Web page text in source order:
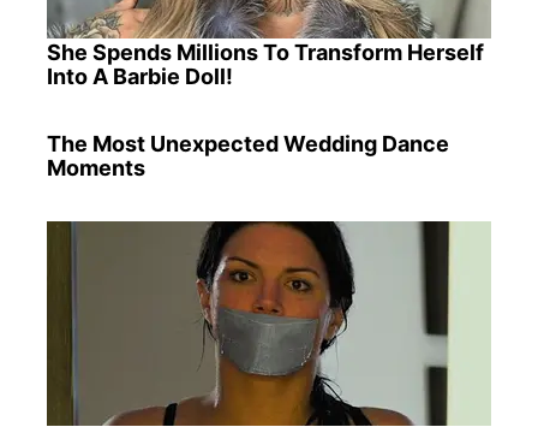
She Spends Millions To Transform Herself
Into A Barbie Doll!
The Most Unexpected Wedding Dance
Moments